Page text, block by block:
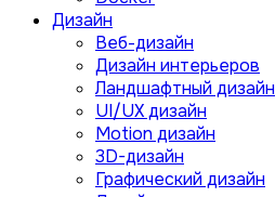
Дизайн
Веб-дизайн
Дизайн интерьеров
Ландшафтный дизайн
UI/UX дизайн
Motion дизайн
3D-дизайн
Графический дизайн